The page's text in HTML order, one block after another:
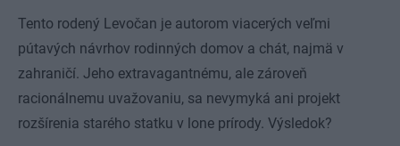
Tento rodený Levočan je autorom viacerých veľmi
pútavých návrhov rodinných domov a chát, najmä v
zahraničí. Jeho extravagantnému, ale zároveň
racionálnemu uvažovaniu, sa nevymyká ani projekt
rozšírenia starého statku v lone prírody. Výsledok?